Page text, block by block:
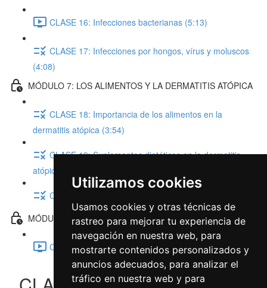
Utilizamos cookies
Usamos cookies y otras técnicas de
rastreo para mejorar tu experiencia de
navegación en nuestra web, para
mostrarte contenidos personalizados y
anuncios adecuados, para analizar el
tráfico en nuestra web y para
CLASE 16: Infecciones bacterianas (5:13)
CLASE 17: Infecciones por hongos, vírus y moluscos
(4:08)
MÓDULO 7: LOS ALIMENTOS Y LA DERMATITIS ATÓPICA
CLASE 18: Importancia de los alimentos en la
dermatitis atópica (3:54)
CLASE 19: Suplementos dietéticos en la dermatitis
atópica (5:10)
CLASE 20: Probióticos y prebióticos (5:18)
MÓDULO 8: ASPECTOS PSICOLÓGICOS
CLASE 21: Aspectos psicológicos (11:56)